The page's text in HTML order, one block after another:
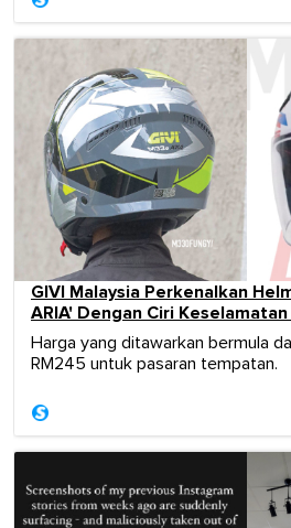
GIVI Malaysia Perkenalkan
ARIA' Dengan Ciri Keselamatan
Harga yang ditawarkan bermula
RM245 untuk pasaran tempatan.